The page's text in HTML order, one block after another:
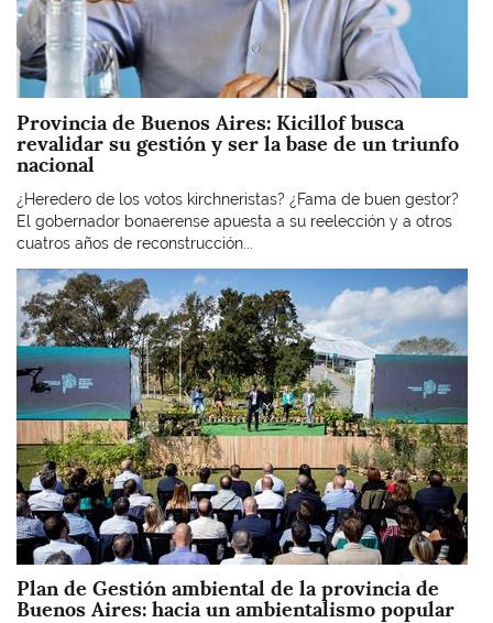
Provincia de Buenos Aires: Kicillof busca
revalidar su gestión y ser la base de un triunfo
nacional
¿Heredero de los votos kirchneristas? ¿Fama de buen gestor?
El gobernador bonaerense apuesta a su reelección y a otros
cuatros años de reconstrucción...
Imagen
Plan de Gestión ambiental de la provincia de
Buenos Aires: hacia un ambientalismo popular